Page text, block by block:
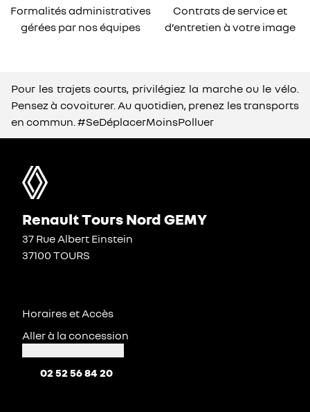
Formalités administratives
gérées par nos équipes
Contrats de service et
d’entretien à votre image
Pour les trajets courts, privilégiez la marche ou le vélo.
Pensez à covoiturer. Au quotidien, prenez les transports
en commun. #SeDéplacerMoinsPolluer
Renault Tours Nord GEMY
37 Rue Albert Einstein
37100 TOURS
Horaires et Accès
Aller à la concession
02 52 56 84 20